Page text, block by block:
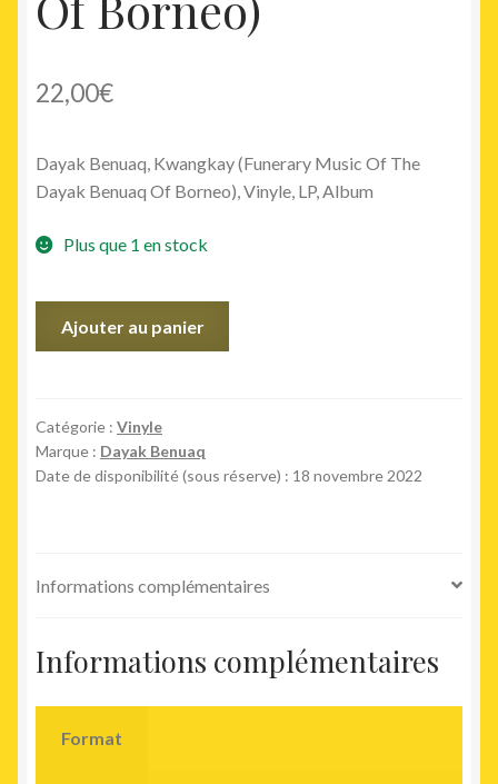
22,00€
Dayak Benuaq, Kwangkay (Funerary Music Of The
Dayak Benuaq Of Borneo), Vinyle, LP, Album
Plus que 1 en stock
Music
Of
The
Borneo)
Ajouter au panier
Catégorie : Vinyle
Marque : Dayak Benuaq
Date de disponibilité (sous réserve) : 18 novembre 2022
Informations complémentaires
Informations complémentaires
Format